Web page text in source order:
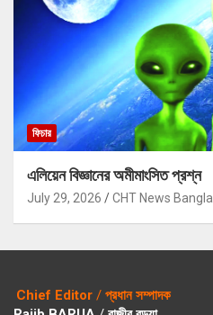
ফিচার
এলিয়েন বিজ্ঞানের অমীমাংসিত প্রশ্ন
July 29, 2026 CHT News Bangla
Chief Editor / প্রধান সম্পাদক